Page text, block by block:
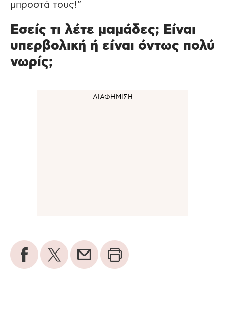
μπροστά τους!”
Εσείς τι λέτε μαμάδες; Είναι
υπερβολική ή είναι όντως πολύ
νωρίς;